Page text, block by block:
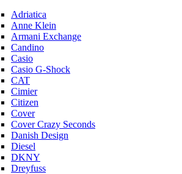
Adriatica
Anne Klein
Armani Exchange
Candino
Casio
Casio G-Shock
CAT
Cimier
Citizen
Cover
Cover Crazy Seconds
Danish Design
Diesel
DKNY
Dreyfuss